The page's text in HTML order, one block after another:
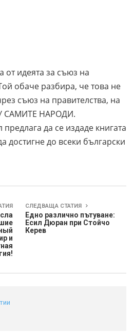
от идеята за съюз на
обаче разбира, че това не
съюз на правителства, на
САМИТЕ НАРОДИ.
да се издаде книгата
достигне до всеки български
и
СЛЕДВАЩА СТАТИЯ
Едно различно пътуване:
Есил Дюран при Стойчо
Керев